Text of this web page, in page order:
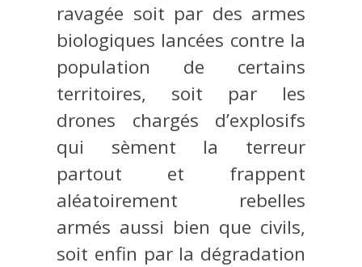
ravagée soit par des armes
biologiques lancées contre la
population de certains
territoires, soit par les
drones chargés d’explosifs
qui sèment la terreur
partout et frappent
aléatoirement rebelles
armés aussi bien que civils,
soit enfin par la dégradation